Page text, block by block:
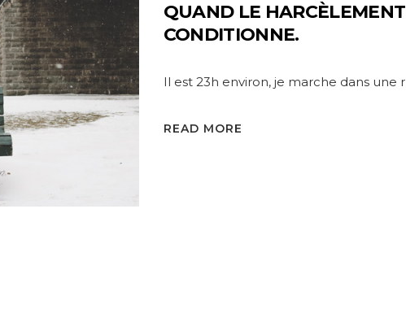
QUAND LE
CONDITIONNE.
Il est 23h environ, je marche dans une
READ MORE